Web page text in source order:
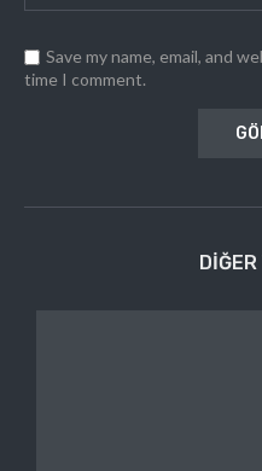
Save my name, email, and
time I comment.